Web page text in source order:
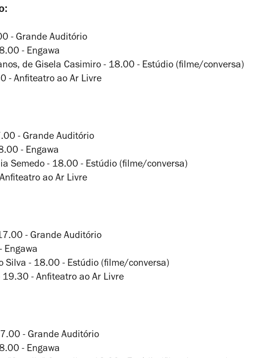
- Grande Auditório
- Engawa
, de Gisela Casimiro - 18.00 - Estúdio (filme/conversa)
- Anfiteatro ao Ar Livre
- Grande Auditório
- Engawa
Semedo - 18.00 - Estúdio (filme/conversa)
ao Ar Livre
- Grande Auditório
Engawa
Silva - 18.00 - Estúdio (filme/conversa)
19.30 - Anfiteatro ao Ar Livre
- Grande Auditório
- Engawa